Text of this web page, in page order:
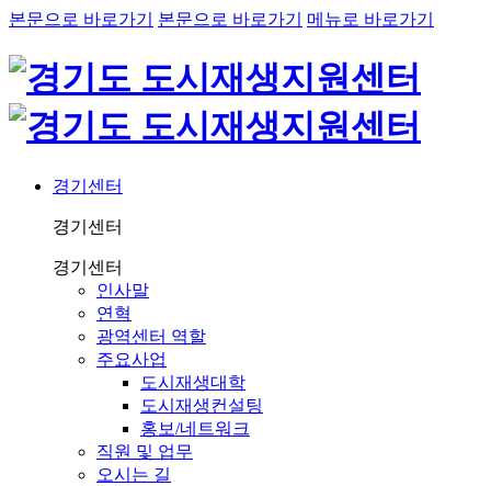
본문으로 바로가기 본문으로 바로가기 메뉴로 바로가기
경기센터
경기센터
경기센터
인사말
연혁
광역센터 역할
주요사업
도시재생대학
도시재생컨설팅
홍보/네트워크
직원 및 업무
오시는 길